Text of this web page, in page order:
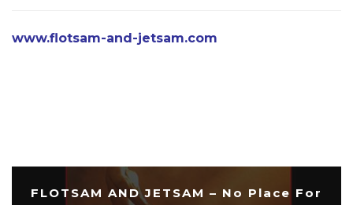
www.flotsam-and-jetsam.com
FLOTSAM AND JETSAM – No Place For